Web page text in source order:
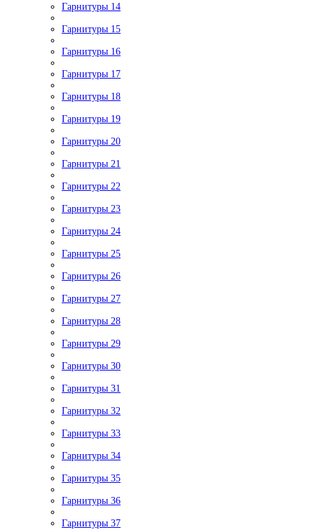
Гарнитуры 14
Гарнитуры 15
Гарнитуры 16
Гарнитуры 17
Гарнитуры 18
Гарнитуры 19
Гарнитуры 20
Гарнитуры 21
Гарнитуры 22
Гарнитуры 23
Гарнитуры 24
Гарнитуры 25
Гарнитуры 26
Гарнитуры 27
Гарнитуры 28
Гарнитуры 29
Гарнитуры 30
Гарнитуры 31
Гарнитуры 32
Гарнитуры 33
Гарнитуры 34
Гарнитуры 35
Гарнитуры 36
Гарнитуры 37